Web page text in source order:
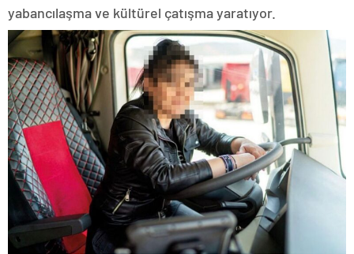
yabancılaşma ve kültürel çatışma yaratıyor.